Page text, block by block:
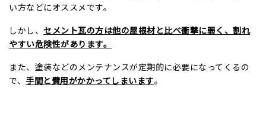
い方などにオススメです。
しかし、 セメント瓦の方は他の屋根材と比べ衝撃に弱く、割れ
やすい危険性があります。
また、塗装などのメンテナンスが定期的に必要になってくるの
で、 手間と費用がかかってしまいます。